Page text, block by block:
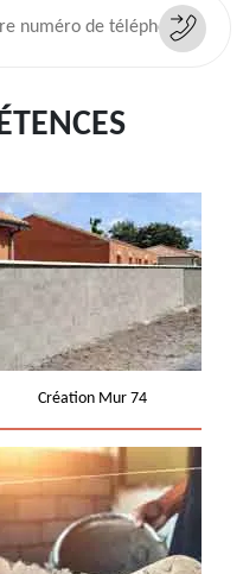
Création Mur 74